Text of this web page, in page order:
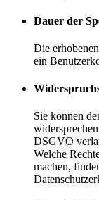
Dauer der
Die
ein
Sie können
DSGVO
Welche
machen,